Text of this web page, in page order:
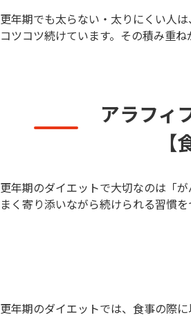
更年期でも太らない・太りにくい人
コツコツ続けています。その積み重
アラフィ
更年期のダイエットで大切なのは「
まく寄り添いながら続けられる習慣
更年期のダイエットでは、食事の際